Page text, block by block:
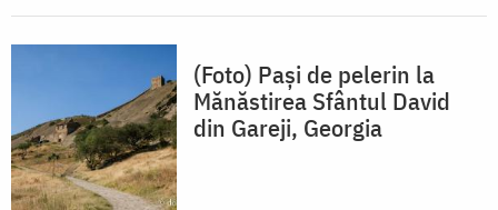
(Foto) Pași de pelerin la
Mănăstirea Sfântul David
din Gareji, Georgia